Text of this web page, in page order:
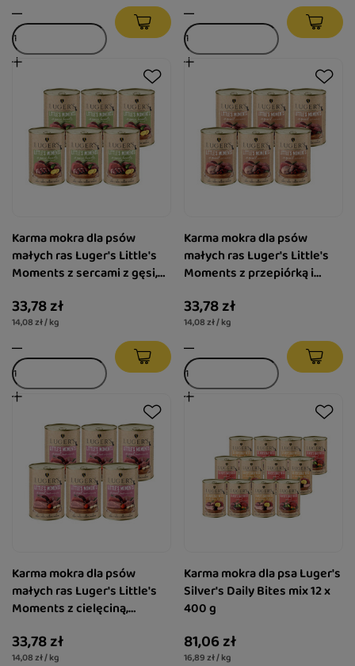
Karma mokra dla psów
małych ras Luger's Little's
Moments z sercami z gęsi,
zestaw 6 x 400 g
33,78 zł
14,08 zł / kg
Karma mokra dla psów
małych ras Luger's Little's
Moments z przepiórką i
33,78 zł
14,08 zł / kg
Karma mokra dla psów
małych ras Luger's Little's
Moments z cielęciną,
zestaw 6 x 400 g
33,78 zł
14,08 zł / kg
Karma mokra dla psa Luger's
Silver's Daily Bites mix 12 x
400 g
81,06 zł
16,89 zł / kg